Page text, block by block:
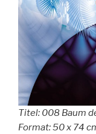
Titel: 008 Baum
Format: 50 x 74